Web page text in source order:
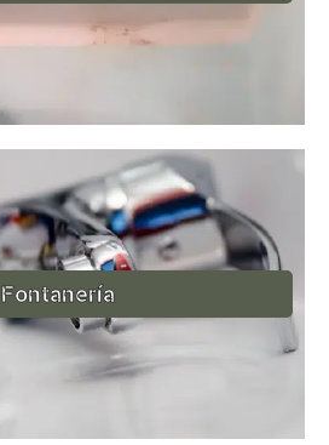
Fontanería